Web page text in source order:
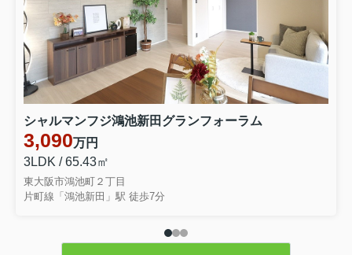
2026.07.10
☆★☆成約御礼☆★☆
東大阪市衣摺５丁目 売り土地をご契
約いただきましたこの度は弊社売主の
物件をお選びいただき誠にありがとう
ございます。お引き渡しまで、ご満足
いただけるよう引き続きしっかりと責
☆★☆成約御礼☆★☆
ーツ不動産をいただき誠にありがとう
シャルマンフジ鴻池新田グランフォーラム
3,090万円
3LDK / 65.43㎡
東大阪市鴻池町２丁目
片町線「鴻池新田」駅 徒歩7分